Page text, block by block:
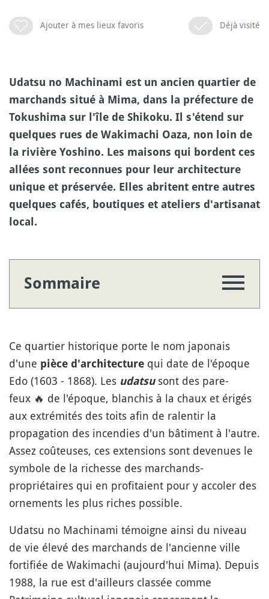
Ajouter à mes lieux favoris Déjà visité
Udatsu no Machinami est un ancien quartier de
marchands situé à Mima, dans la préfecture de
Tokushima sur l'île de Shikoku. Il s'étend sur
quelques rues de Wakimachi Oaza, non loin de
la rivière Yoshino. Les maisons qui bordent ces
allées sont reconnues pour leur architecture
unique et préservée. Elles abritent entre autres
quelques cafés, boutiques et ateliers d'artisanat
local.
Sommaire
Ce quartier historique porte le nom japonais
d'une pièce d'architecture qui date de l'époque
Edo (1603 - 1868). Les udatsusont des pare-
feux 🔥 de l'époque, blanchis à la chaux et érigés
aux extrémités des toits afin de ralentir la
propagation des incendies d'un bâtiment à l'autre.
Assez coûteuses, ces extensions sont devenues le
symbole de la richesse des marchands-
propriétaires qui en profitaient pour y accoler des
ornements les plus riches possible.
Udatsu no Machinami témoigne ainsi du niveau
de vie élevé des marchands de l'ancienne ville
fortifiée de Wakimachi (aujourd'hui Mima). Depuis
1988, la rue est d'ailleurs classée comme